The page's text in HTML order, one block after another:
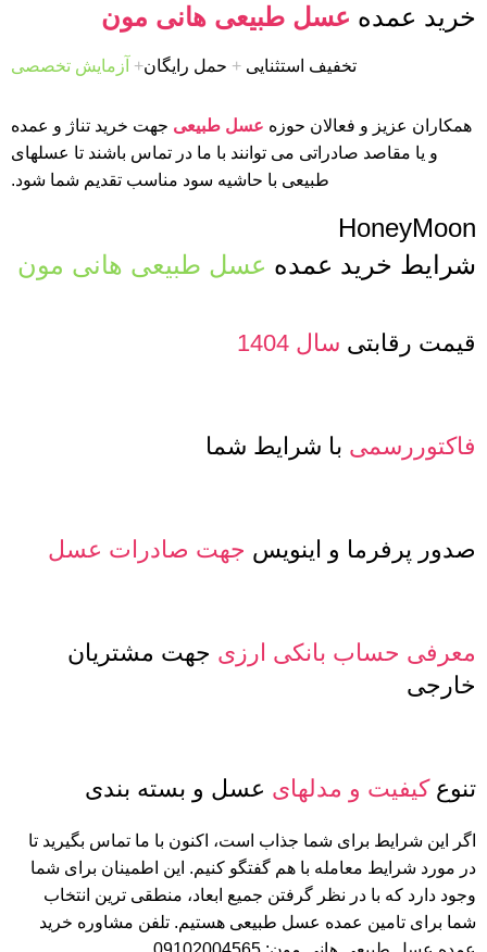
خرید عمده عسل طبیعی هانی مون
تخفیف استثنایی + حمل رایگان+ آزمایش تخصصی
همکاران عزیز و فعالان حوزه عسل طبیعی جهت خرید تناژ و عمده
و یا مقاصد صادراتی می توانند با ما در تماس باشند تا عسلهای
طبیعی با حاشیه سود مناسب تقدیم شما شود.
HoneyMoon
شرایط خرید عمده عسل طبیعی هانی مون
قیمت رقابتی سال 1404
فاکتوررسمی با شرایط شما
صدور پرفرما و اینویس جهت صادرات عسل
معرفی حساب بانکی ارزی جهت مشتریان
خارجی
تنوعکیفیت و مدلهای عسل و بسته بندی
اگر این شرایط برای شما جذاب است، اکنون با ما تماس بگیرید تا
در مورد شرایط معامله با هم گفتگو کنیم. این اطمینان برای شما
وجود دارد که با در نظر گرفتن جمیع ابعاد، منطقی ترین انتخاب
شما برای تامین عمده عسل طبیعی هستیم. تلفن مشاوره خرید